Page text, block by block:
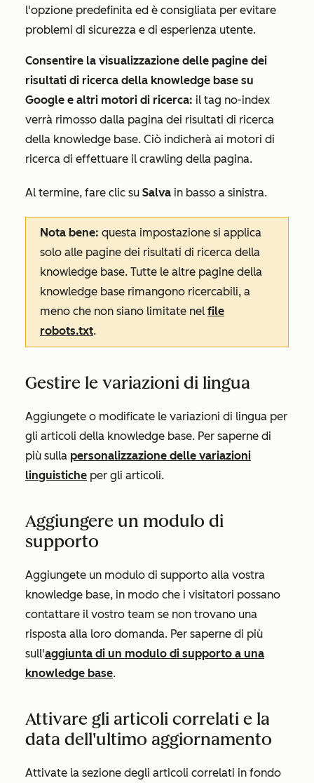
l'opzione predefinita ed è consigliata per evitare
problemi di sicurezza e di esperienza utente.
Consentire la visualizzazione delle pagine dei
risultati di ricerca della knowledge base su
Google e altri motori di ricerca: il tag no-index
verrà rimosso dalla pagina dei risultati di ricerca
della knowledge base. Ciò indicherà ai motori di
ricerca di effettuare il crawling della pagina.
Al termine, fare clic su Salva in basso a sinistra.
Nota bene: questa impostazione si applica
solo alle pagine dei risultati di ricerca della
knowledge base. Tutte le altre pagine della
knowledge base rimangono ricercabili, a
meno che non siano limitate nel file
robots.txt.
Gestire le variazioni di lingua
Aggiungete o modificate le variazioni di lingua per
gli articoli della knowledge base. Per saperne di
più sulla personalizzazione delle variazioni
linguistiche per gli articoli.
Aggiungere un modulo di
supporto
Aggiungete un modulo di supporto alla vostra
knowledge base, in modo che i visitatori possano
contattare il vostro team se non trovano una
risposta alla loro domanda. Per saperne di più
sull'aggiunta di un modulo di supporto a una
knowledge base.
Attivare gli articoli correlati e la
data dell'ultimo aggiornamento
Attivate la sezione degli articoli correlati in fondo